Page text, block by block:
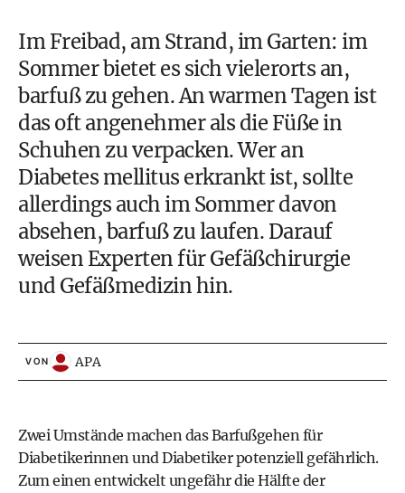
Im Freibad, am Strand, im Garten: im
Sommer bietet es sich vielerorts an,
barfuß zu gehen. An warmen Tagen ist
das oft angenehmer als die Füße in
Schuhen zu verpacken. Wer an
Diabetes mellitus erkrankt ist, sollte
allerdings auch im Sommer davon
absehen, barfuß zu laufen. Darauf
weisen Experten für Gefäßchirurgie
und Gefäßmedizin hin.
VON APA
Zwei Umstände machen das Barfußgehen für
Diabetikerinnen und Diabetiker potenziell gefährlich.
Zum einen entwickelt ungefähr die Hälfte der